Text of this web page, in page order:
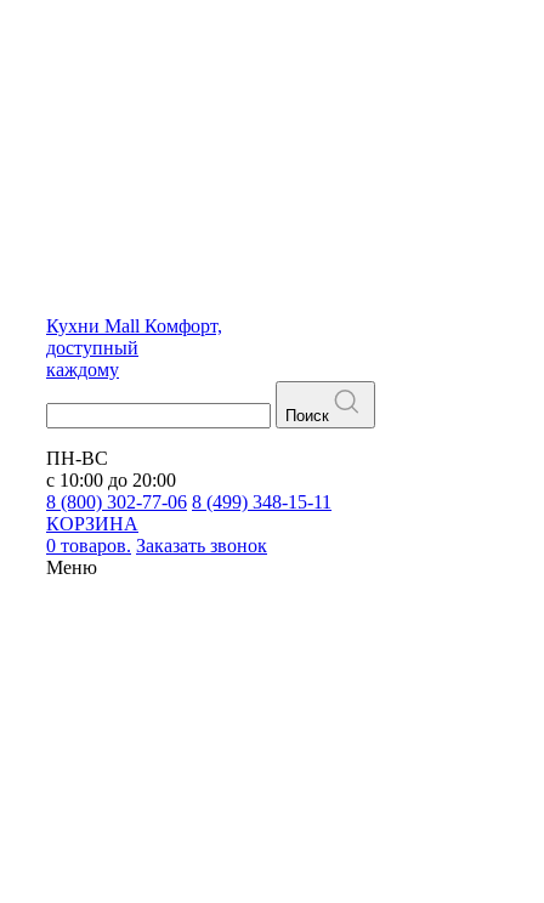
Кухни Mall Комфорт,
доступный
каждому
Поиск
ПН-ВС
с 10:00 до 20:00
8 (800) 302-77-06 8 (499) 348-15-11
КОРЗИНА
0 товаров. Заказать звонок
Меню